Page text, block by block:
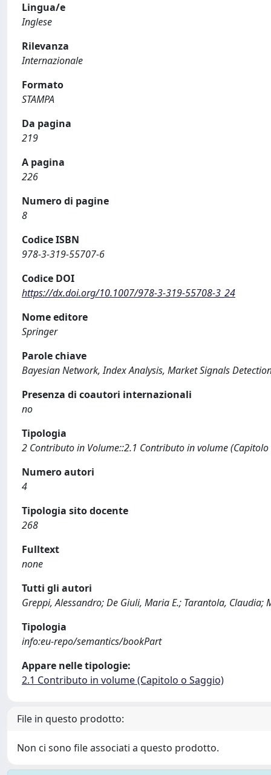
Lingua/e
Inglese
Rilevanza
Internazionale
Formato
STAMPA
Da pagina
219
A pagina
226
Numero di pagine
8
Codice ISBN
978-3-319-55707-6
Codice DOI
https://dx.doi.org/10.1007/978-3-319-55708-3_24
Nome editore
Springer
Parole chiave
Bayesian Network, Index Analysis, Market Signals
Presenza di coautori internazionali
no
Tipologia
2 Contributo in Volume::2.1 Contributo in volume (Capitolo
Numero autori
4
Tipologia sito docente
268
Fulltext
none
Tutti gli autori
Greppi, Alessandro; De Giuli, Maria E.; Tarantola, Claudia;
Tipologia
info:eu-repo/semantics/bookPart
Appare nelle tipologie:
2.1 Contributo in volume (Capitolo o Saggio)
File in questo prodotto:
Non ci sono file associati a questo prodotto.